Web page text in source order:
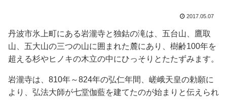
2017.05.07
丹波市氷上町にある岩瀧寺と独鈷の滝は、五台山、鷹取
山、五大山の三つの山に囲まれた麓にあり、樹齢100年を
超える杉やヒノキの木立の中にひっそりとたたずみます。
岩瀧寺は、810年～824年の弘仁年間、嵯峨天皇の勅願に
より、弘法大師が七堂伽藍を建てたのが始まりと伝えられ